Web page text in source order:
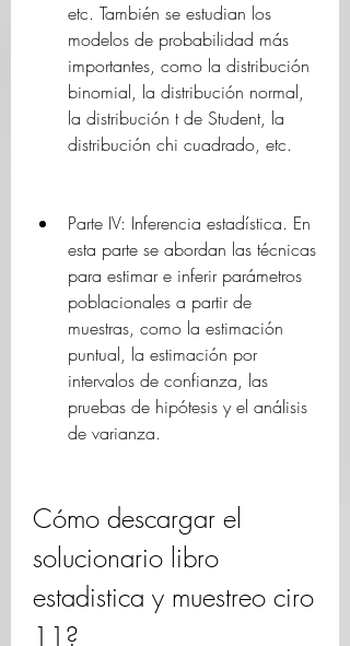
etc. También se estudian los
modelos de probabilidad más
importantes, como la distribución
binomial, la distribución normal,
la distribución t de Student, la
distribución chi cuadrado, etc.
Parte IV: Inferencia estadística. En
esta parte se abordan las técnicas
para estimar e inferir parámetros
poblacionales a partir de
muestras, como la estimación
puntual, la estimación por
intervalos de confianza, las
pruebas de hipótesis y el análisis
de varianza.
Cómo descargar el
solucionario libro
estadistica y muestreo ciro
11?